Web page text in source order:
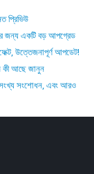
প্রিভিউ
জন্য একটি বড় আপগ্রেড
উত্তেজনাপূর্ণ আপডেট!
কী আছে জানুন
সংশোধন, এবং আরও